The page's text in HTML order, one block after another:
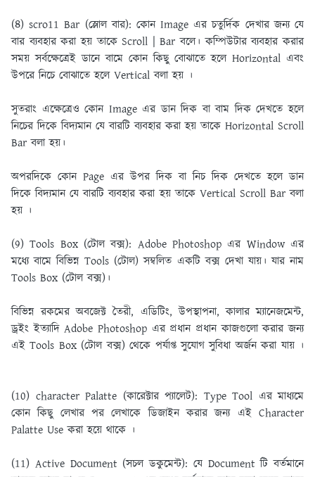
(৪) scro11 Bar (স্লোল বার): কোন Image এর চতুর্দিক দেখার জন্য যে
বার ব্যবহার করা হয় তাকে Scroll | Bar বলে। কম্পিউটার ব্যবহার করার
সময় সর্বক্ষেত্রেই ডানে বামে কোন কিছু বােঝাতে হলে Horizontal এবং
উপরে নিচে বােঝাতে হলে Vertical বলা হয় ।
সুতরাং এক্ষেত্রেও কোন Image এর ডান দিক বা বাম দিক দেখতে হলে
নিচের দিকে বিদ্যমান যে বারটি ব্যবহার করা হয় তাকে Horizontal Scroll
Bar বলা হয়।
অপরদিকে কোন Page এর উপর দিক বা নিচ দিক দেখতে হলে ডান
দিকে বিদ্যমান যে বারটি ব্যবহার করা হয় তাকে Vertical Scroll Bar বলা
হয় ।
(9) Tools Box (টোল বক্স): Adobe Photoshop এর Window এর
মধ্যে বামে বিভিন্ন Tools (টোল) সম্বলিত একটি বক্স দেখা যায়। যার নাম
Tools Box (টোল বক্স)।
বিভিন্ন রকমের অবজেক্ট তৈরী, এডিটিং, উপস্থাপনা, কালার ম্যানেজমেন্ট,
ড্রইং ইত্যাদি Adobe Photoshop এর প্রধান প্রধান কাজগুলাে করার জন্য
এই Tools Box (টোল বক্স) থেকে পর্যাপ্ত সুযােগ সুবিধা অর্জন করা যায় ।
(10) character Palatte (কারেক্টার প্যালেট): Type Tool এর মাধ্যমে
কোন কিছু লেখার পর লেখাকে ডিজাইন করার জন্য এই Character
Palatte Use করা হয়ে থাকে ।
(11) Active Document (সচল ডকুমেন্ট): যে Document টি বর্তমানে